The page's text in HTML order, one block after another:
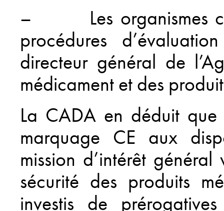
– Les organismes
procédures
directeur général de
médicament et des
La CADA en déduit
marquage CE aux
mission d’intérêt
sécurité des produits
investis de